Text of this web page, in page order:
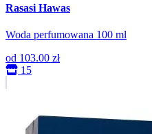
Rasasi Hawas
Woda perfumowana 100 ml
od 103.00 zł
15